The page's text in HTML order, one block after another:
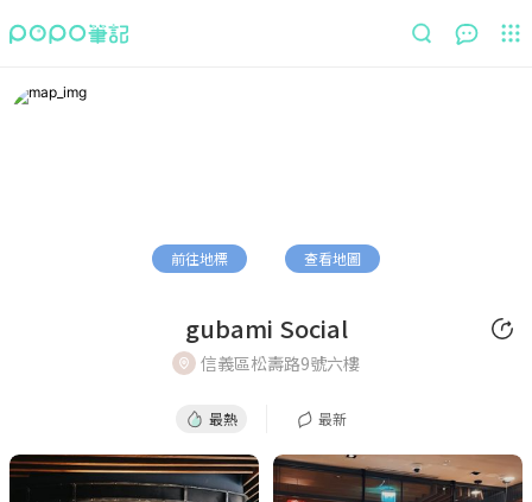
前往地標 查看地圖
gubami Social
信義區松壽路9號六樓
最熱 最新